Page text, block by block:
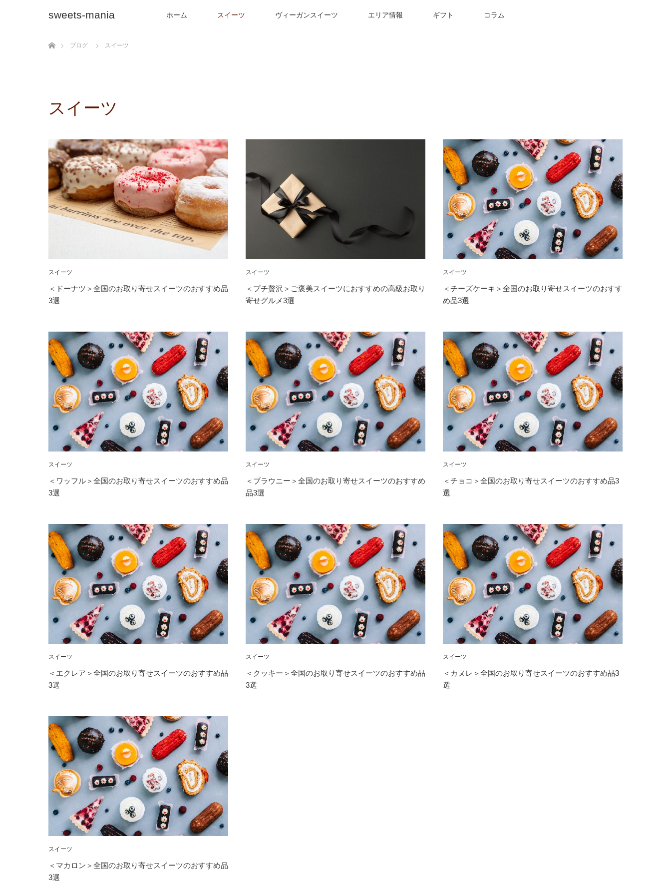
sweets-mania ホーム スイーツ ヴィーガンスイーツ エリア情報 ギフト コラム
ブログ
スイーツ
スイーツ
スイーツ
＜ドーナツ＞全国のお取り寄せスイーツのおすすめ品
3選
スイーツ
＜プチ贅沢＞ご褒美スイーツにおすすめの高級お取り
寄せグルメ3選
スイーツ
＜チーズケーキ＞全国のお取り寄せスイーツのおすす
め品3選
スイーツ
＜ワッフル＞全国のお取り寄せスイーツのおすすめ品
3選
スイーツ
＜ブラウニー＞全国のお取り寄せスイーツのおすすめ
品3選
スイーツ
＜チョコ＞全国のお取り寄せスイーツのおすすめ品3
選
スイーツ
＜エクレア＞全国のお取り寄せスイーツのおすすめ品
3選
スイーツ
＜クッキー＞全国のお取り寄せスイーツのおすすめ品
3選
スイーツ
＜カヌレ＞全国のお取り寄せスイーツのおすすめ品3
選
スイーツ
＜マカロン＞全国のお取り寄せスイーツのおすすめ品
3選